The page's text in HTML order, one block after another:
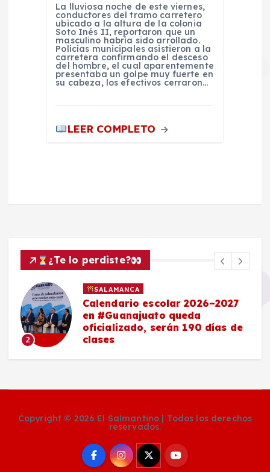
La lluviosa noche de este viernes,
conductores del tramo carretero
ubicado a la altura de la colonia
Soto Inés II, reportaron que un
masculino habría sido arrollado.
Policías municipales asistieron a la
carretera confirmando el desceso
del hombre, el cual aparentemente
presentaba un golpe muy fuerte en
su cabeza, los efectivos cerraron…
LEER COMPLETO
¿Te lo perdiste?
2
SALAMANCA
Calendario escolar 2026–2027
en #Guanajuato queda
oficializado, serán 190 días de
clases
Copyright © 2026 El Salmantino | Todos los derechos
reservados.